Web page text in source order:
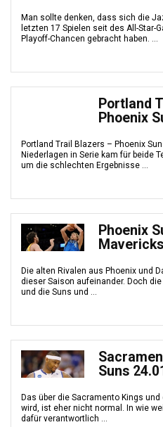
Man sollte denken, dass sich die
letzten 17 Spielen seit des All-Star-
Playoff-Chancen gebracht haben. ...
Portland
Phoenix
Portland Trail Blazers – Phoenix
Niederlagen in Serie kam für beide
um die schlechten Ergebnisse ...
Phoenix
Die alten Rivalen aus Phoenix und
dieser Saison aufeinander. Doch
und die Suns und ...
Suns
Das über die Sacramento Kings
wird, ist eher nicht normal. In wie
dafür verantwortlich ...